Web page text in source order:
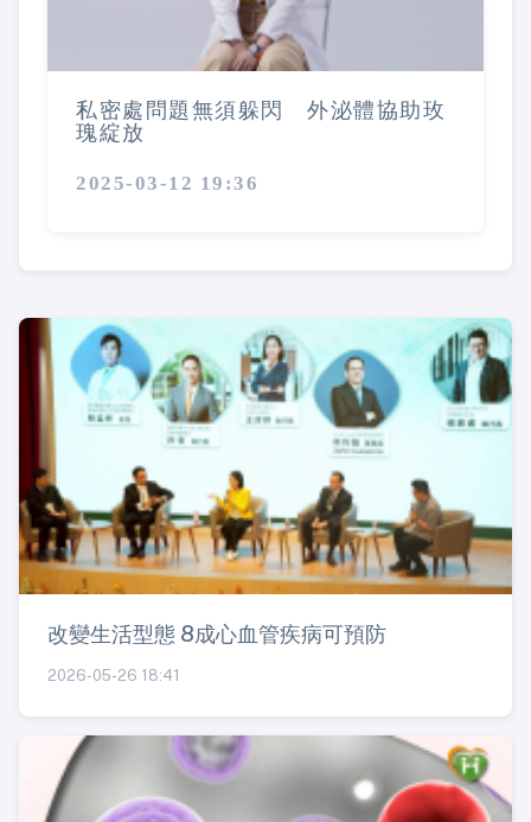
私密處問題無須躲閃 外泌體協助玫
瑰綻放
2025-03-12 19:36
改變生活型態 8成心血管疾病可預防
2026-05-26 18:41